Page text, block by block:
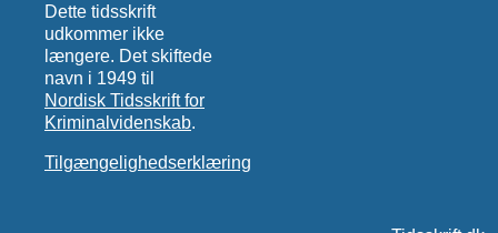
Dette tidsskrift
udkommer ikke
længere. Det skiftede
navn i 1949 til
Nordisk Tidsskrift for
Kriminalvidenskab.
Tilgængelighedserklæring